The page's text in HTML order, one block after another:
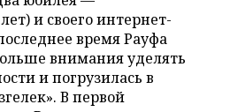
и своего интернет-
время Рауфа
внимания уделять
и погрузилась в
В первой